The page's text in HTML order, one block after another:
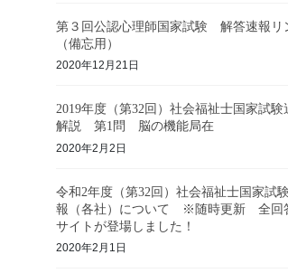
第３回公認心理師国家試験 解答速報リ
（備忘用）
2020年12月21日
2019年度（第32回）社会福祉士国家試験
解説 第1問 脳の機能局在
2020年2月2日
令和2年度（第32回）社会福祉士国家試
報（各社）について ※随時更新 全回
サイトが登場しました！
2020年2月1日